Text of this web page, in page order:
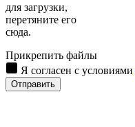
для загрузки,
перетяните его
сюда.
Прикрепить файлы
Я согласен с условиями
Отправить